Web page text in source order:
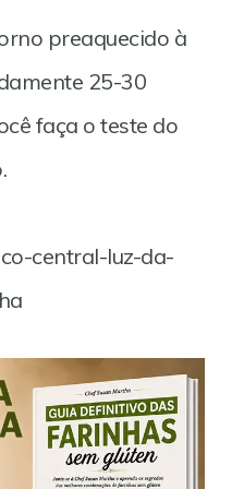
preaquecido à
25-30
faça o teste do